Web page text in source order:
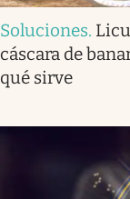
Soluciones.
cáscara de
qué sirve